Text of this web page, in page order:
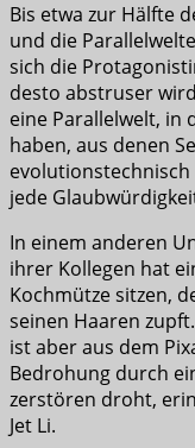
Bis etwa zur Hälfte
und die
sich die
desto abstruser
eine Parallelwelt, in
haben, aus denen
jede
In einem anderen
ihrer Kollegen hat
Kochmütze sitzen,
seinen Haaren
ist aber aus dem
Bedrohung durch
zerstören droht,
Jet Li.